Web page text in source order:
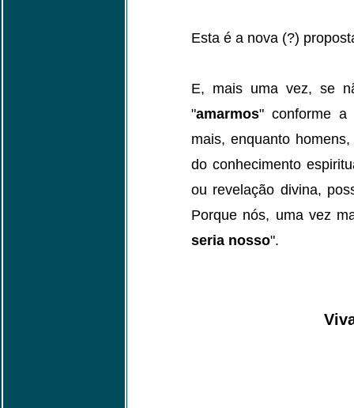
Esta é a nova (?)
E, mais uma vez, se
"amarmos" conforme a
mais, enquanto
do conhecimento
ou revelação divina,
Porque nós, uma vez
seria nosso".